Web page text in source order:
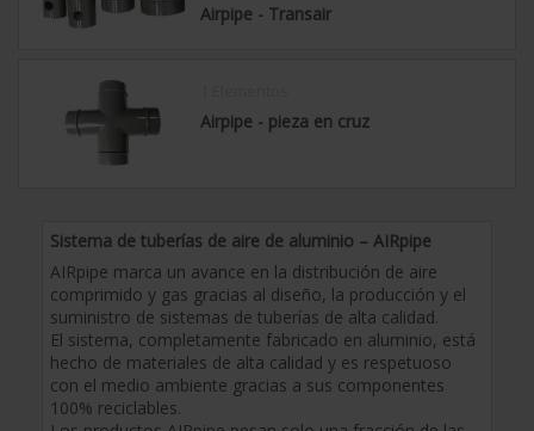
Airpipe - Transair
Airpipe - pieza en cruz
Sistema de tuberías de aire de aluminio – AIRpipe
AIRpipe marca un avance en la distribución de aire
comprimido y gas gracias al diseño, la producción y el
suministro de sistemas de tuberías de alta calidad.
El sistema, completamente fabricado en aluminio, está
hecho de materiales de alta calidad y es respetuoso
con el medio ambiente gracias a sus componentes
100% reciclables.